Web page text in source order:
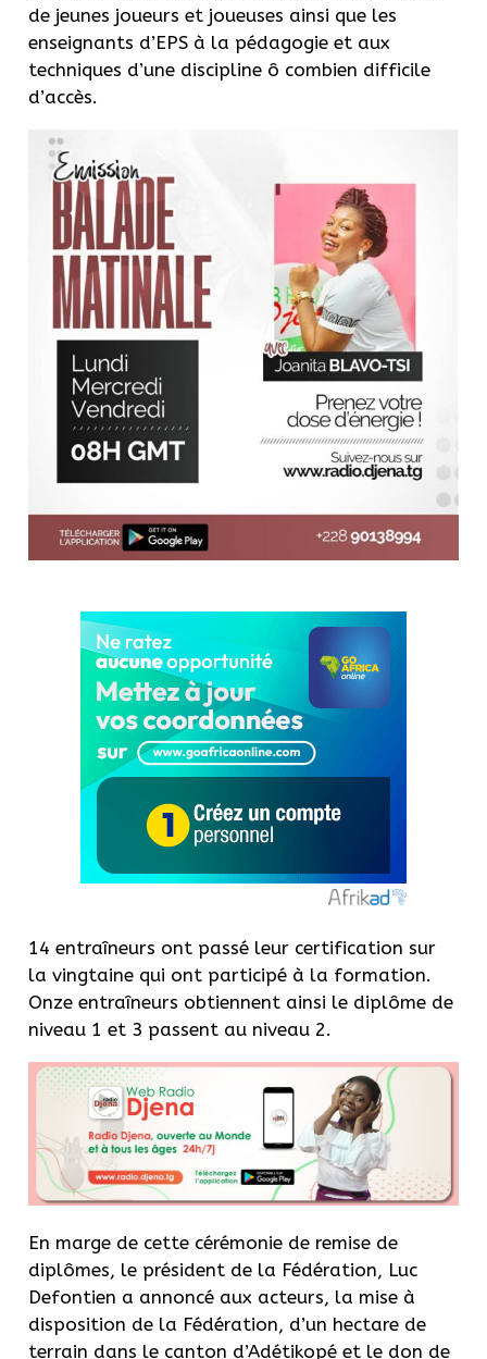
de jeunes joueurs et joueuses ainsi que les
enseignants d’EPS à la pédagogie et aux
techniques d’une discipline ô combien difficile
d’accès.
14 entraîneurs ont passé leur certification sur
la vingtaine qui ont participé à la formation.
Onze entraîneurs obtiennent ainsi le diplôme de
niveau 1 et 3 passent au niveau 2.
En marge de cette cérémonie de remise de
diplômes, le président de la Fédération, Luc
Defontien a annoncé aux acteurs, la mise à
disposition de la Fédération, d’un hectare de
terrain dans le canton d’Adétikopé et le don de